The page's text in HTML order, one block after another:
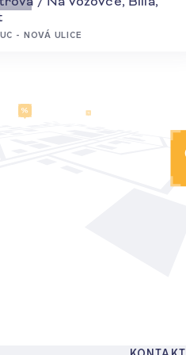
- NOVÁ ULICE